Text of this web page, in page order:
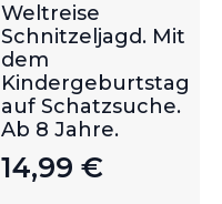
Weltreise
Schnitzeljagd. Mit
dem
Kindergeburtstag
auf Schatzsuche.
Ab 8 Jahre.
14,99 €